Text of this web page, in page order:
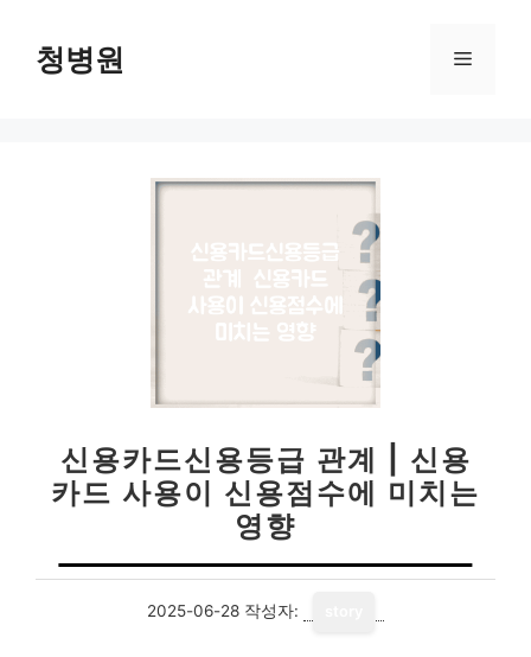
청병원 메
신용카드신용등급 관계 | 신용
카드 사용이 신용점수에 미치는
영향
2025-06-28 작성자: